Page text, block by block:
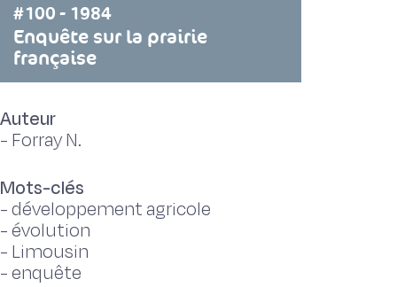
#100 - 1984
Enquête sur la prairie
française
Auteur
- Forray N.
Mots-clés
-développement agricole
-évolution
- Limousin
-enquête